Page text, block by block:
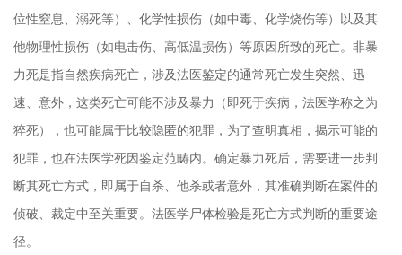
位性窒息、溺死等）、化学性损伤（如中毒、化学烧伤等）以及其
他物理性损伤（如电击伤、高低温损伤）等原因所致的死亡。非暴
力死是指自然疾病死亡，涉及法医鉴定的通常死亡发生突然、迅
速、意外，这类死亡可能不涉及暴力（即死于疾病，法医学称之为
猝死），也可能属于比较隐匿的犯罪，为了查明真相，揭示可能的
犯罪，也在法医学死因鉴定范畴内。确定暴力死后，需要进一步判
断其死亡方式，即属于自杀、他杀或者意外，其准确判断在案件的
侦破、裁定中至关重要。法医学尸体检验是死亡方式判断的重要途
径。